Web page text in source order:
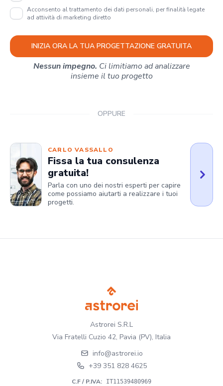
Acconsento al trattamento dei dati personali, per finalità legate
ad attività di marketing diretto
INIZIA ORA LA TUA PROGETTAZIONE GRATUITA
Nessun impegno. Ci limitiamo ad analizzare
insieme il tuo progetto
OPPURE
CARLO VASSALLO
Fissa la tua consulenza
gratuita!
Parla con uno dei nostri esperti per capire
come possiamo aiutarti a realizzare i tuoi
progetti.
Astrorei S.R.L
Via Fratelli Cuzio 42, Pavia (PV), Italia
info@astrorei.io
+39 351 828 4625
C.F / P.IVA: IT11539480969